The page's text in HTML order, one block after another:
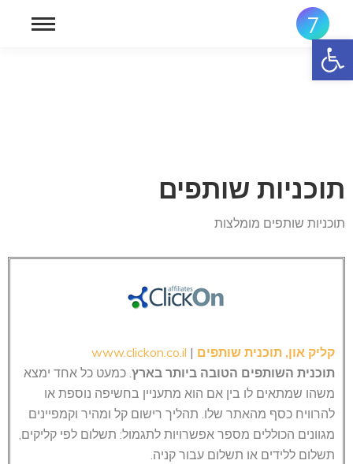
פתח סרגל נגישות
תוכניות שותפים
תוכניות שותפים מומלצות
קליק און, תוכנית שותפים |
www.clickon.co.il
תוכנית השותפים הטובה ביותר בארץ. כמעט כל אחד ימצא
משהו שמתאים לו בין אם הוא מתעניין בחשיפה נוספת או
להרוויח כסף מהאתר שלו. תהליך רישום קל ומהיר וקמפיינים
מגוונים הכוללים מספר אפשרויות לתגמול: תשלום לפי קליקים,
תשלום ללידים או תשלום עבור קניה.